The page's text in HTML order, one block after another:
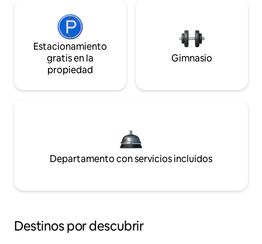
Estacionamiento
gratis en la
propiedad
Gimnasio
Departamento con servicios incluidos
Destinos por descubrir